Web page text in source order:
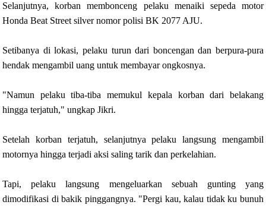
Selanjutnya, korban membonceng pelaku menaiki sepeda motor
Honda Beat Street silver nomor polisi BK 2077 AJU.
Setibanya di lokasi, pelaku turun dari boncengan dan berpura-pura
hendak mengambil uang untuk membayar ongkosnya.
"Namun pelaku tiba-tiba memukul kepala korban dari belakang
hingga terjatuh," ungkap Jikri.
Setelah korban terjatuh, selanjutnya pelaku langsung mengambil
motornya hingga terjadi aksi saling tarik dan perkelahian.
Tapi, pelaku langsung mengeluarkan sebuah gunting yang
dimodifikasi di bakik pinggangnya. "Pergi kau, kalau tidak ku bunuh